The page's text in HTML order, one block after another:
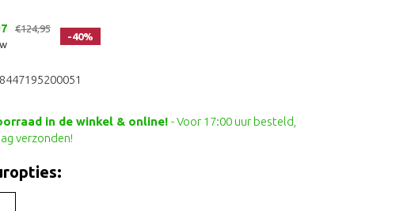
€124,95
-40%
8447195200051
in de winkel & online! - Voor 17:00 uur besteld,
verzonden!